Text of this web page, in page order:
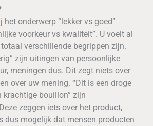
onderwerp “lekker vs goed”
voorkeur vs kwaliteit”. U voelt al
verschillende begrippen zijn.
zijn uitingen van persoonlijke
meningen dus. Dit zegt niets over
over uw mening. “Dit is een droge
krachtige bouillon” zijn
zeggen iets over het product,
dus mogelijk dat mensen producten